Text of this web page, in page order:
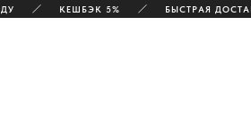
КЕШБЭК 5% БЫСТРАЯ